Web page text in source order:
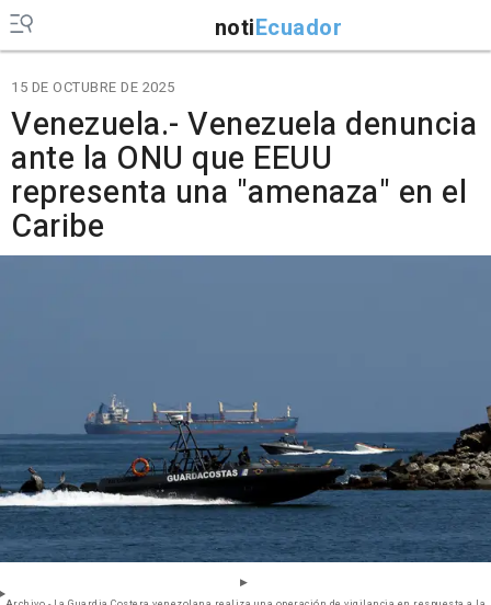
notiEcuador
15 DE OCTUBRE DE 2025
Venezuela.- Venezuela denuncia
ante la ONU que EEUU
representa una "amenaza" en el
Caribe